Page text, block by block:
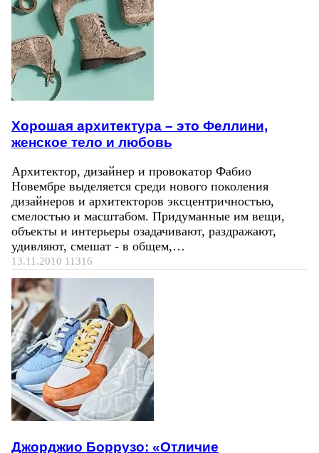
Хорошая архитектура – это Феллини,
женское тело и любовь
Архитектор, дизайнер и провокатор Фабио
Новембре выделяется среди нового поколения
дизайнеров и архитекторов эксцентричностью,
смелостью и масштабом. Придуманные им вещи,
объекты и интерьеры озадачивают, раздражают,
удивляют, смешат - в общем,…
13.11.2010 11316
Джорджио Боррузо: «Отличие